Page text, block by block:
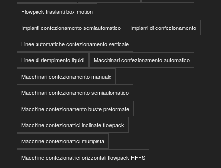
Flowpack traslanti box-motion
Impianti confezionamento semiautomatico Impianti di confezionamento
Linee automatiche confezionamento verticale
Linee di riempimento liquidi Macchinari confezionamento automatico
Macchinari confezionamento manuale
Macchinari confezionamento semiautomatico
Macchine confezionamento buste preformate
Macchine confezionatrici inclinate flowpack
Macchine confezionatrici multipista
Macchine confezionatrici orizzontali flowpack HFFS